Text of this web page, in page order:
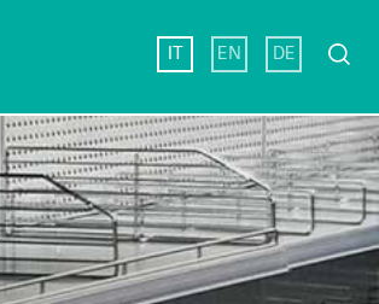
EN DE